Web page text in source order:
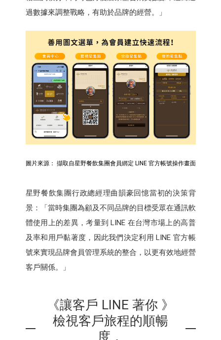
過數據來調整戰略，有助於品牌的經營。」
圖片來源： 擷取自星野餐飲集團會員綁定 LINE 官方帳號操作畫面
星野餐飲集團行政總經理曲韻豪回憶當初的決策背
景：「當時集團為顧及不同品牌的目標受眾在通訊軟
體使用上的差異，考量到 LINE 在台灣市場上的高普
及率和用戶黏著度，因此我們決定利用 LINE 官方帳
號來實現品牌會員管理系統的整合，以更有效地經營
客戶關係。」
《讓客戶 LINE 著你 》
檢視客戶旅程的順暢
度，